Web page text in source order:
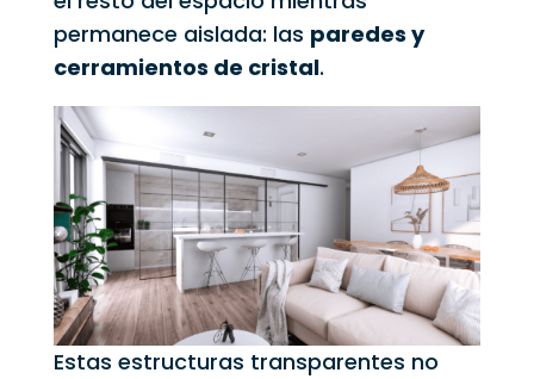
permanece aislada: las paredes y
cerramientos de cristal.
Estas estructuras transparentes no